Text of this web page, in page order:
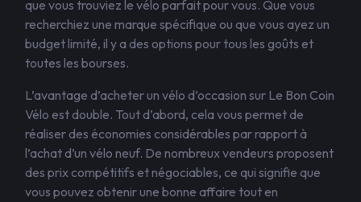
que vous trouviez le vélo parfait pour vous. Que vous
recherchiez une marque spécifique ou que vous ayez un
budget limité, il y a des options pour tous les goûts et
toutes les bourses.
L’avantage d’acheter un vélo d’occasion sur Le Bon Coin
Vélo est double. Tout d’abord, cela vous permet de
réaliser des économies considérables par rapport à
l’achat d’un vélo neuf. De nombreux vendeurs proposent
des prix compétitifs et négociables, ce qui signifie que
vous pouvez obtenir une bonne affaire tout en